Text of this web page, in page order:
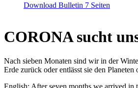
Download Bulletin 7 Seiten
CORONA sucht
Nach sieben Monaten sind wir in der
Erde zurück oder entlässt sie den
English: After seven months we arrived